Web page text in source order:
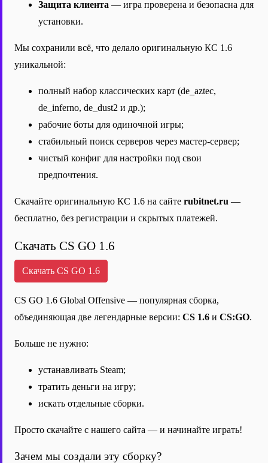
Защита клиента — игра проверена и безопасна для
установки.
Мы сохранили всё, что делало оригинальную КС 1.6
уникальной:
полный набор классических карт (de_aztec,
de_inferno, de_dust2 и др.);
рабочие боты для одиночной игры;
стабильный поиск серверов через мастер-сервер;
чистый конфиг для настройки под свои
предпочтения.
Скачайте оригинальную КС 1.6 на сайте rubitnet.ru —
бесплатно, без регистрации и скрытых платежей.
Скачать CS GO 1.6
Скачать CS GO 1.6
CS GO 1.6 Global Offensive — популярная сборка,
объединяющая две легендарные версии: CS 1.6 и CS:GO.
Больше не нужно:
устанавливать Steam;
тратить деньги на игру;
искать отдельные сборки.
Просто скачайте с нашего сайта — и начинайте играть!
Зачем мы создали эту сборку?